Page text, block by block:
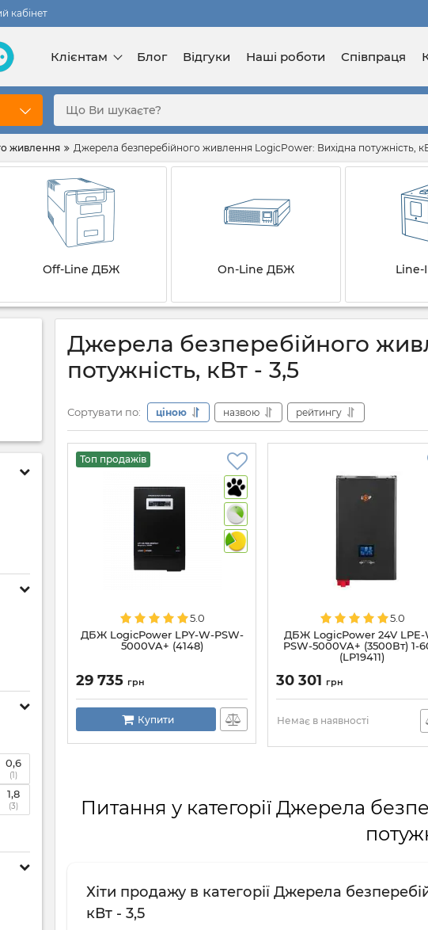
кабінет
Клієнтам Блог Відгуки Наші роботи Співпраця
живлення Джерела безперебійного живлення LogicPower: Вихідна потужність,
Off-Line ДБЖ On-Line ДБЖ
0,6
(1)
1,8
(3)
Джерела безперебійного
потужність, кВт - 3,5
Сортувати по: ціною назвою рейтингу
Топ продажів
5.0
ДБЖ LogicPower LPY-W-PSW-
5000VA+ (4148)
29 735 грн
Купити
5.0
ДБЖ LogicPower 24V LPE-
PSW-5000VA+ (3500Вт) 1-
(LP19411)
30 301 грн
Немає в наявності
Питання у категорії Джерела
Хіти продажу в категорії Джерела
кВт - 3,5